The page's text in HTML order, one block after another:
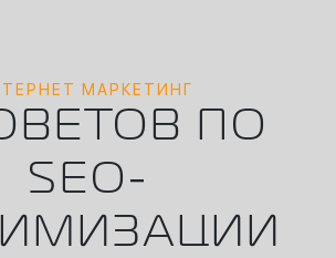
МАРКЕТИНГ
ПО
SEO-